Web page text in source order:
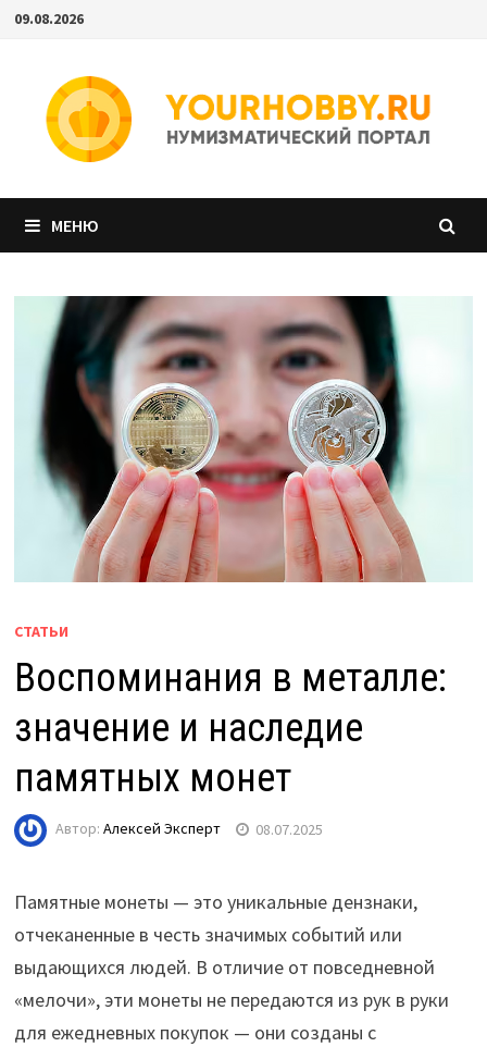
Перейти
содержимому
09.08.2026
МЕНЮ
СТАТЬИ
Воспоминания в металле:
значение и наследие
памятных монет
Автор: Алексей Эксперт 08.07.2025
Памятные монеты — это уникальные дензнаки,
отчеканенные в честь значимых событий или
выдающихся людей. В отличие от повседневной
«мелочи», эти монеты не передаются из рук в руки
для ежедневных покупок — они созданы с